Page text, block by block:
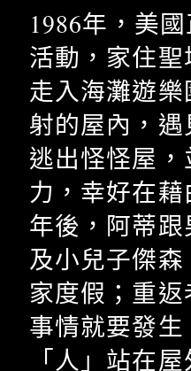
1986年，美
活動，家住
走入海灘遊
射的屋內，
逃出怪怪屋
力，幸好在
年後，阿蒂
及小兒子傑
家度假；重
事情就要發
「人」站在